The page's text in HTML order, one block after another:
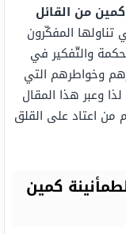
من القائل
تناولها المفكّرون
والتّفكير في
وخواطرهم التي
وعبر هذا المقال
اعتاد على القلق
كمين